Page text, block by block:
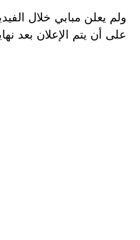
ولم يعلن مبابي خلال
على أن يتم الإعلان بعد